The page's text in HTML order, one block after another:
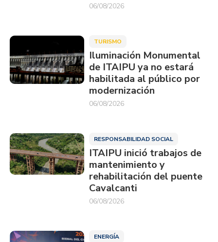
06/08/2026
TURISMO
Iluminación Monumental
de ITAIPU ya no estará
habilitada al público por
modernización
06/08/2026
RESPONSABILIDAD SOCIAL
ITAIPU inició trabajos de
mantenimiento y
rehabilitación del puente
Cavalcanti
06/08/2026
ENERGÍA